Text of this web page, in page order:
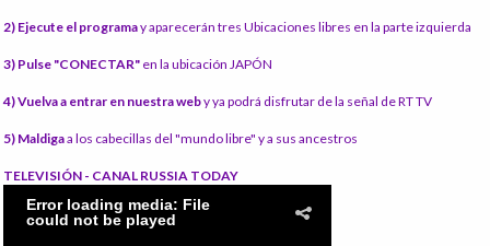
2) Ejecute el programay aparecerán tres Ubicaciones libres en la parte izquierda
3) Pulse "CONECTAR" en la ubicación JAPÓN
4) Vuelva a entrar en nuestra weby ya podrá disfrutar de la señal de RT TV
5) Maldigaa los cabecillas del "mundo libre" y a sus ancestros
TELEVISIÓN - CANAL RUSSIA TODAY